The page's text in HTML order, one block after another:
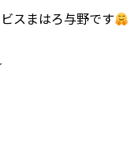
スまはろ与野です